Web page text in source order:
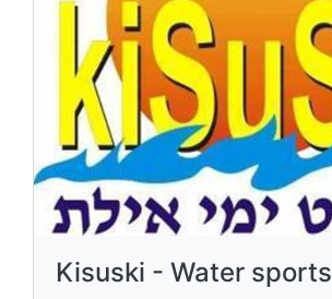
Kisuski - Water sports